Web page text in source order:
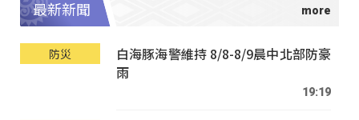
最新新聞
防災
白海豚海警維持 8/8-8/9晨中北部防豪
雨
19:19